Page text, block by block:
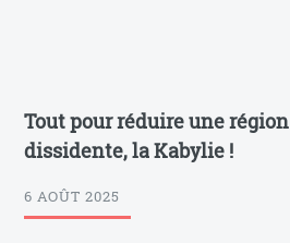
Tout pour réduire une région
dissidente, la Kabylie !
6 AOÛT 2025